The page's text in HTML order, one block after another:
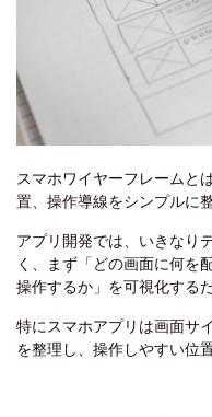
スマホワイヤーフレームと
置、操作導線をシンプルに
アプリ開発では、いきなり
く、まず「どの画面に何を
操作するか」を可視化する
特にスマホアプリは画面サ
を整理し、操作しやすい位